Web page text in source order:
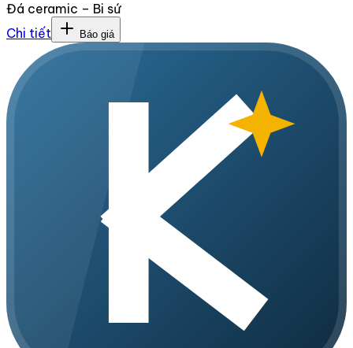
Đá ceramic – Bi sứ
Chi tiết
Báo giá